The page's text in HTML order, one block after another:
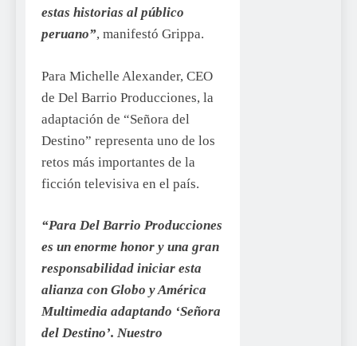
estas historias al público
peruano”, manifestó Grippa.
Para Michelle Alexander, CEO
de Del Barrio Producciones, la
adaptación de “Señora del
Destino” representa uno de los
retos más importantes de la
ficción televisiva en el país.
“Para Del Barrio Producciones
es un enorme honor y una gran
responsabilidad iniciar esta
alianza con Globo y América
Multimedia adaptando ‘Señora
del Destino’. Nuestro